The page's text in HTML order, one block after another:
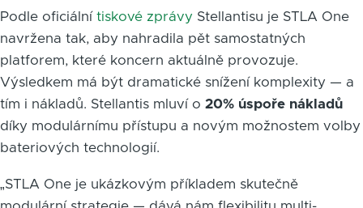
Podle oficiální tiskové zprávy Stellantisu je STLA One
navržena tak, aby nahradila pět samostatných
platforem, které koncern aktuálně provozuje.
Výsledkem má být dramatické snížení komplexity — a
tím i nákladů. Stellantis mluví o 20% úspoře nákladů
díky modulárnímu přístupu a novým možnostem volby
bateriových technologií.
„STLA One je ukázkovým příkladem skutečně